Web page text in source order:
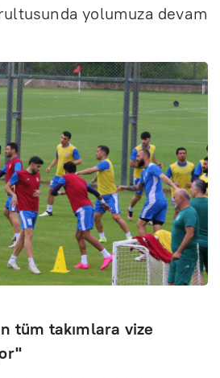
yolumuza devam
tüm takımlara vize